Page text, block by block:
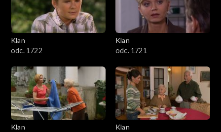
Klan
odc. 1722
Klan
odc. 1721
Klan
Klan